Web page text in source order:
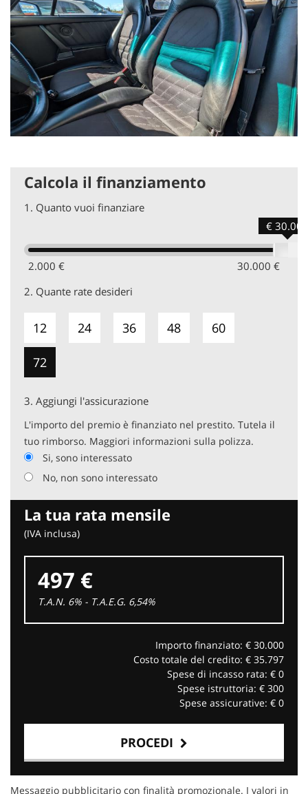
Calcola il finanziamento
1. Quanto vuoi finanziare
2.000 € 30.000 €
€ 30.000
2. Quante rate desideri
12 24 36 48 60
72
3. Aggiungi l'assicurazione
L'importo del premio è finanziato nel prestito. Tutela il
tuo rimborso. Maggiori informazioni sulla polizza.
Si, sono interessato
No, non sono interessato
La tua rata mensile
(IVA inclusa)
497 €
T.A.N. 6% - T.A.E.G. 6,54%
Importo finanziato: € 30.000
Costo totale del credito: € 35.797
Spese di incasso rata: € 0
Spese istruttoria: € 300
Spese assicurative: € 0
PROCEDI
Messaggio pubblicitario con finalità promozionale. I valori in